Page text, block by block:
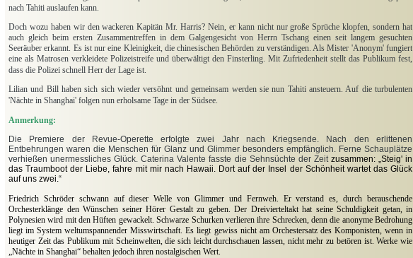
nach Tahiti auslaufen kann.
Doch wozu haben wir den wackeren Kapitän Mr. Harris? Nein, er kann nicht nur große Sprüche klopfen, sondern hat
auch gleich beim ersten Zusammentreffen in dem Galgengesicht von Herrn Tschang einen seit langem gesuchten
Seeräuber erkannt. Es ist nur eine Kleinigkeit, die chinesischen Behörden zu verständigen. Als Mister 'Anonym' fungiert
eine als Matrosen verkleidete Polizeistreife und überwältigt den Finsterling. Mit Zufriedenheit stellt das Publikum fest,
dass die Polizei schnell Herr der Lage ist.
Lilian und Bill haben sich sich wieder versöhnt und gemeinsam werden sie nun Tahiti ansteuern. Auf die turbulenten
'Nächte in Shanghai' folgen nun erholsame Tage in der Südsee.
Anmerkung:
Die Premiere der Revue-Operette erfolgte zwei Jahr nach Kriegsende. Nach den erlittenen
Entbehrungen waren die Menschen für Glanz und Glimmer besonders empfänglich. Ferne Schauplätze
verhießen unermessliches Glück. Caterina Valente fasste die Sehnsüchte der Zeit zusammen: „Steig' in
das Traumboot der Liebe, fahre mit mir nach Hawaii. Dort auf der Insel der Schönheit wartet das Glück
auf uns zwei.“
Friedrich Schröder schwann auf dieser Welle von Glimmer und Fernweh. Er verstand es, durch berauschende
Orchesterklänge den Wünschen seiner Hörer Gestalt zu geben. Der Dreivierteltakt hat seine Schuldigkeit getan, in
Polynesien wird mit den Hüften gewackelt. Schwarze Schurken verlieren ihre Schrecken, denn die anonyme Bedrohung
liegt im System weltumspannender Misswirtschaft. Es liegt gewiss nicht am Orchestersatz des Komponisten, wenn in
heutiger Zeit das Publikum mit Scheinwelten, die sich leicht durchschauen lassen, nicht mehr zu betören ist. Werke wie
„Nächte in Shanghai“ behalten jedoch ihren nostalgischen Wert.